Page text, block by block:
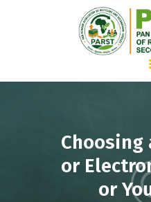
Choosing
or
or
ABOUT US
WHAT WE DO
ADVOCACY